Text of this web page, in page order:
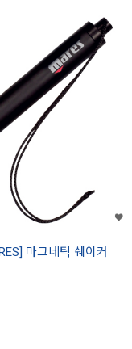
마그네틱 쉐이커